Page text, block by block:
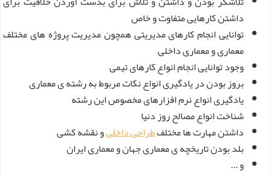
داشتن کارهایی متفاوت و خاص
توانایی انجام کارهای مدیریتی همچون مدیریت پروژه های مختلف
معماری و معماری داخلی
وجود توانایی انجام انواع کارهای تیمی
بروز بودن در یادگیری انواع نکات مربوط به رشته ی معماری
یادگیری انواع نرم افزارهای مخصوص این رشته
شناخت انواع مصالح روز دنیا
داشتن مهارت ها مختلفطراحی داخلیو نقشه کشی
بلد بودن تاریخچه ی معماری جهان و معماری ایران
و ...